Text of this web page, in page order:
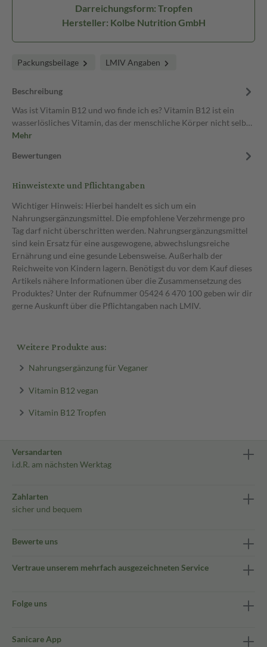
Darreichungsform: Tropfen
Hersteller: Kolbe Nutrition GmbH
Packungsbeilage LMIV Angaben
Beschreibung
Was ist Vitamin B12 und wo finde ich es? Vitamin B12 ist ein
wasserlösliches Vitamin, das der menschliche Körper nicht selb…
Mehr
Bewertungen
Hinweistexte und Pflichtangaben
Wichtiger Hinweis: Hierbei handelt es sich um ein
Nahrungsergänzungsmittel. Die empfohlene Verzehrmenge pro
Tag darf nicht überschritten werden. Nahrungsergänzungsmittel
sind kein Ersatz für eine ausgewogene, abwechslungsreiche
Ernährung und eine gesunde Lebensweise. Außerhalb der
Reichweite von Kindern lagern. Benötigst du vor dem Kauf dieses
Artikels nähere Informationen über die Zusammensetzung des
Produktes? Unter der Rufnummer 05424 6 470 100 geben wir dir
gerne Auskunft über die Pflichtangaben nach LMIV.
Weitere Produkte aus:
Nahrungsergänzung für Veganer
Vitamin B12 vegan
Vitamin B12 Tropfen
Versandarten
i.d.R. am nächsten Werktag
Zahlarten
sicher und bequem
Bewerte uns
Vertraue unserem mehrfach ausgezeichneten Service
Folge uns
Sanicare App